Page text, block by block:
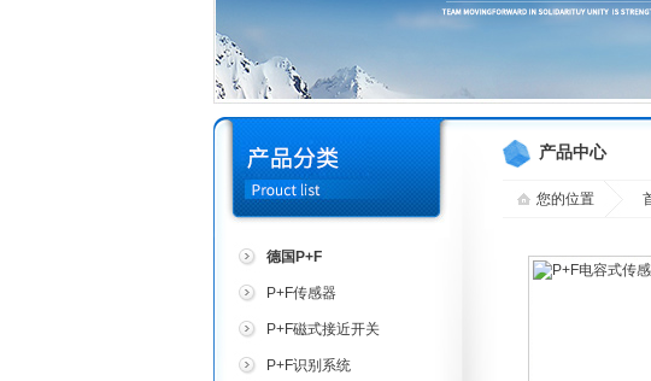
德国P+F
P+F传感器
P+F磁式接近开关
P+F识别系统
产品中心
您的位置